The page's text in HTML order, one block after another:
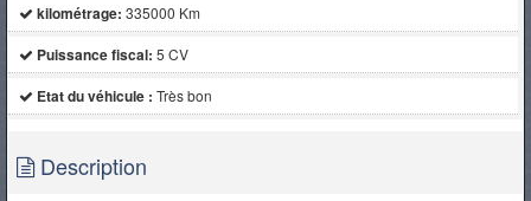
kilométrage: 335000 Km
Puissance fiscal: 5 CV
Etat du véhicule : Très bon
Description